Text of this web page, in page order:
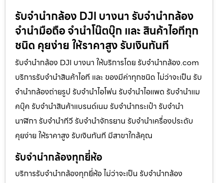
รับจำนำกล้อง DJI บางนา รับจํานํากล้อง
จำนำมือถือ จำนำโน๊ตบุ๊ก และ สินค้าไอทีทุก
ชนิด คุยง่าย ให้ราคาสูง รับเงินทันที
รับจำนำกล้อง DJI บางนา ให้บริการโดย รับจํานํากล้อง.com
บริการรับจํานําสินค้าไอที และ ของมีค่าทุกชนิด ไม่ว่าจะเป็น รับ
จํานํากล้องถ่ายรูป รับจํานําไอโฟน รับจํานําไอแพด รับจํานําแม
คบุ๊ค รับจํานําสินค้าแบรนด์เนม รับจํานํากระเป๋า รับจํานํา
นาฬิกา รับจํานําทีวี รับจํานําจักรยาน รับจํานําเครื่องประดับ
คุยง่าย ให้ราคาสูง รับเงินทันที มีสาขาใกล้คุณ
รับจำนำกล้องทุกยี่ห้อ
บริการรับจำนำกล้องทุกยี่ห้อ ไม่ว่าจะเป็น รับจำนำกล้อง